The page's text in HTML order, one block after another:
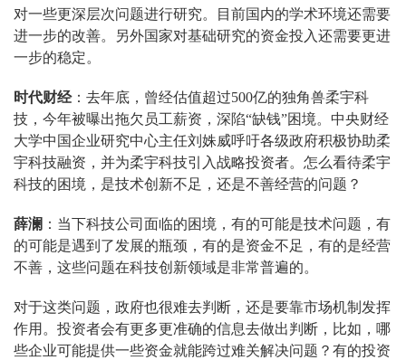
对一些更深层次问题进行研究。目前国内的学术环境还需要
进一步的改善。另外国家对基础研究的资金投入还需要更进
一步的稳定。
时代财经：去年底，曾经估值超过500亿的独角兽柔宇科
技，今年被曝出拖欠员工薪资，深陷“缺钱”困境。 中央财经
大学中国企业研究中心主任刘姝威呼吁各级政府积极协助柔
宇科技融资，并为柔宇科技引入战略投资者。怎么看待柔宇
科技的困境，是技术创新不足，还是不善经营的问题？
薛澜 ：当下科技公司面临的困境，有的可能是技术问题，有
的可能是遇到了发展的瓶颈，有的是资金不足，有的是经营
不善，这些问题在科技创新领域是非常普遍的。
对于这类问题，政府也很难去判断，还是要靠市场机制发挥
作用。投资者会有更多更准确的信息去做出判断，比如，哪
些企业可能提供一些资金就能跨过难关解决问题？有的投资